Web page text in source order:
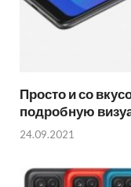
Просто и со
подробную
24.09.2021